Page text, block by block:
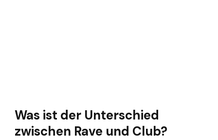
Was ist der Unterschied
zwischen Rave und Club?